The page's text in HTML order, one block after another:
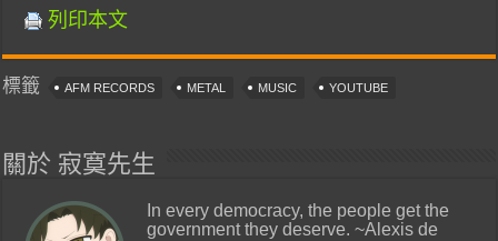
列印本文
標籤 AFM RECORDS METAL MUSIC YOUTUBE
關於 寂寞先生
In every democracy, the people get the
government they deserve. ~Alexis de